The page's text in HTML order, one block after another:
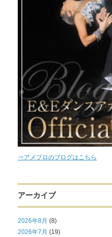
⇒アメブロのブログはこちら
アーカイブ
2026年8月 (8)
2026年7月 (19)